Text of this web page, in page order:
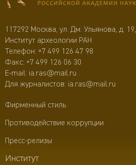
117292 Москва, ул. Дм. Ульянова, д. 19,
Институт археологии РАН
Телефон: +7 499 126 47 98
Факс: +7 499 126 06 30
E-mail: ia.ras@mail.ru
Для журналистов: ia.ras@mail.ru
Фирменный стиль
Противодействие коррупции
Пресс-релизы
Институт